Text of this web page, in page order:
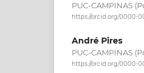
PUC-CAMPINAS
https://orcid.org/0000-
André Pires
PUC-CAMPINAS
https://orcid.org/0000-